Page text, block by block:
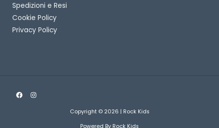
Spedizioni e Resi
Cookie Policy
Privacy Policy
Copyright © 2026 | Rock Kids
Powered By Rock Kids